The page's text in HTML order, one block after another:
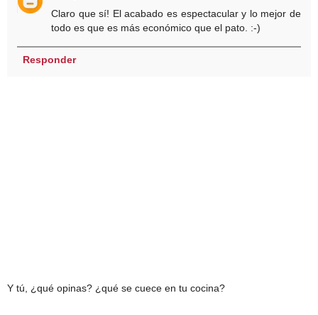
Claro que sí! El acabado es espectacular y lo mejor de
todo es que es más económico que el pato. :-)
Responder
Y tú, ¿qué opinas? ¿qué se cuece en tu cocina?